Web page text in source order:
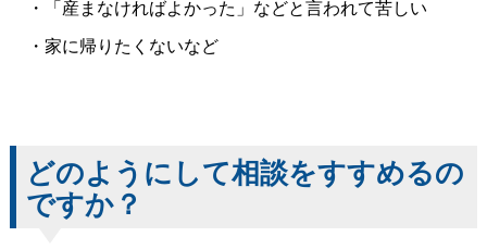
・「産まなければよかった」などと言われて苦しい
・家に帰りたくないなど
どのようにして相談をすすめるの
ですか？